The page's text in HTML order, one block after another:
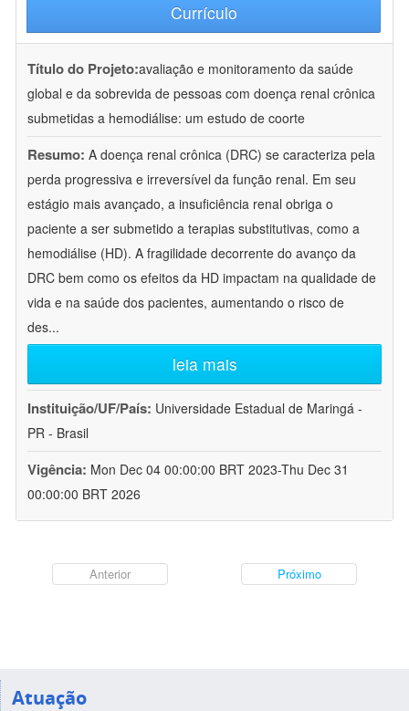
Currículo
Título do Projeto:avaliação e monitoramento da saúde
global e da sobrevida de pessoas com doença renal crônica
submetidas a hemodiálise: um estudo de coorte
Resumo: A doença renal crônica (DRC) se caracteriza pela
perda progressiva e irreversível da função renal. Em seu
estágio mais avançado, a insuficiência renal obriga o
paciente a ser submetido a terapias substitutivas, como a
hemodiálise (HD). A fragilidade decorrente do avanço da
DRC bem como os efeitos da HD impactam na qualidade de
vida e na saúde dos pacientes, aumentando o risco de
des...
leia mais
Instituição/UF/País: Universidade Estadual de Maringá -
PR - Brasil
Vigência: Mon Dec 04 00:00:00 BRT 2023-Thu Dec 31
00:00:00 BRT 2026
Anterior Próximo
Atuação